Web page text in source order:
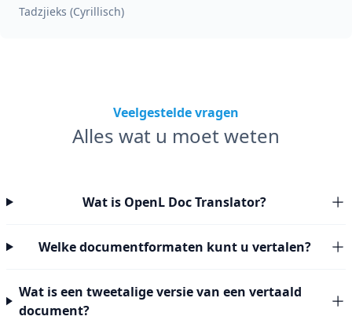
Tadzjieks (Cyrillisch)
Veelgestelde vragen
Alles wat u moet weten
Wat is OpenL Doc Translator?
Welke documentformaten kunt u vertalen?
Wat is een tweetalige versie van een vertaald
document?